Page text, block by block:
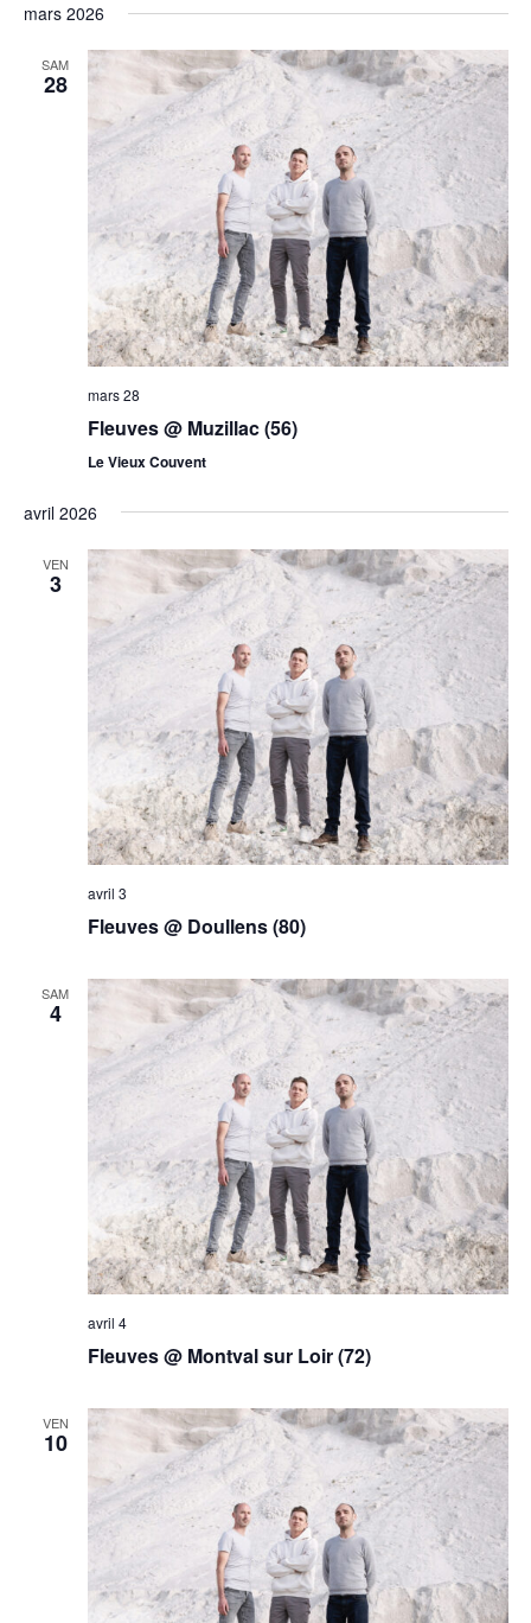
mars 2026
SAM
28
mars 28
Fleuves @ Muzillac (56)
Le Vieux Couvent
avril 2026
VEN
3
avril 3
Fleuves @ Doullens (80)
SAM
4
avril 4
Fleuves @ Montval sur Loir (72)
VEN
10